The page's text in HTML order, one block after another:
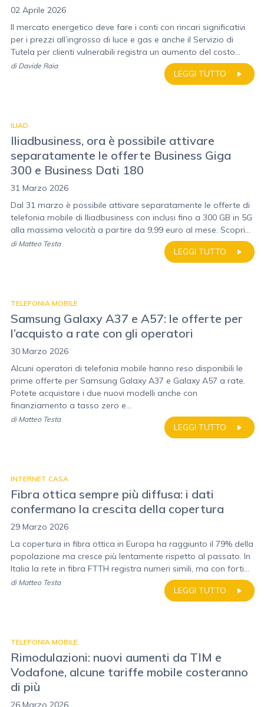
02 Aprile 2026
Il mercato energetico deve fare i conti con rincari significativi
per i prezzi all’ingrosso di luce e gas e anche il Servizio di
Tutela per clienti vulnerabili registra un aumento del costo...
LEGGI TUTTO
di Davide Raia
ILIAD
Iliadbusiness, ora è possibile attivare
separatamente le offerte Business Giga
300 e Business Dati 180
31 Marzo 2026
Dal 31 marzo è possibile attivare separatamente le offerte di
telefonia mobile di Iliadbusiness con inclusi fino a 300 GB in 5G
alla massima velocità a partire da 9,99 euro al mese. Scopri...
LEGGI TUTTO
di Matteo Testa
TELEFONIA MOBILE
Samsung Galaxy A37 e A57: le offerte per
l’acquisto a rate con gli operatori
30 Marzo 2026
Alcuni operatori di telefonia mobile hanno reso disponibili le
prime offerte per Samsung Galaxy A37 e Galaxy A57 a rate.
Potete acquistare i due nuovi modelli anche con
finanziamento a tasso zero e...
LEGGI TUTTO
di Matteo Testa
INTERNET CASA
Fibra ottica sempre più diffusa: i dati
confermano la crescita della copertura
29 Marzo 2026
La copertura in fibra ottica in Europa ha raggiunto il 79% della
popolazione ma cresce più lentamente rispetto al passato. In
Italia la rete in fibra FTTH registra numeri simili, ma con forti...
LEGGI TUTTO
di Matteo Testa
TELEFONIA MOBILE
Rimodulazioni: nuovi aumenti da TIM e
Vodafone, alcune tariffe mobile costeranno
di più
26 Marzo 2026